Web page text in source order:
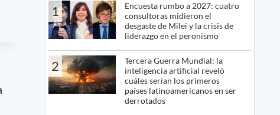
1
Encuesta rumbo a 2027: cuatro
consultoras midieron el
desgaste de Milei y la crisis de
liderazgo en el peronismo
2
Tercera Guerra Mundial: la
inteligencia artificial reveló
cuáles serían los primeros
países latinoamericanos en ser
derrotados